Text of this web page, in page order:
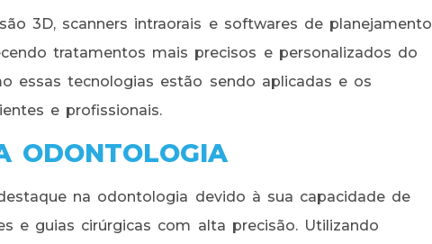
3D, scanners intraorais e softwares de planejamento
tratamentos mais precisos e personalizados do
essas tecnologias estão sendo aplicadas e os
e profissionais.
ODONTOLOGIA
na odontologia devido à sua capacidade de
e guias cirúrgicas com alta precisão. Utilizando